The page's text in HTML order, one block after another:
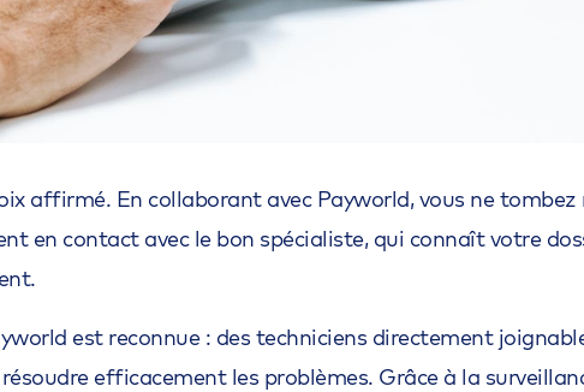
affirmé. En collaborant avec Payworld, vous ne tombez
en contact avec le bon spécialiste, qui connaît votre
est reconnue : des techniciens directement
efficacement les problèmes. Grâce à la